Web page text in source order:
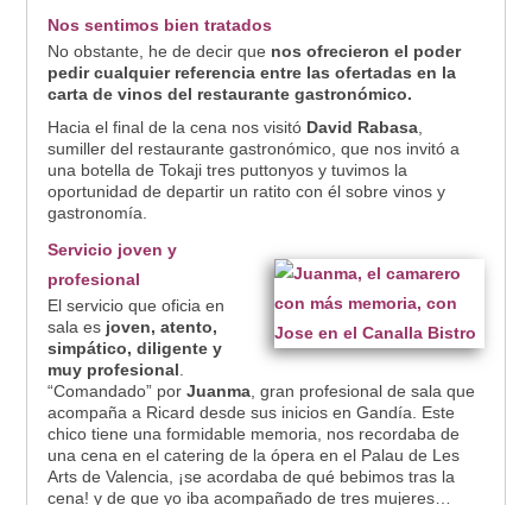
Nos sentimos bien tratados
No obstante, he de decir que nos ofrecieron el poder
pedir cualquier referencia entre las ofertadas en la
carta de vinos del restaurante gastronómico.
Hacia el final de la cena nos visitóDavid Rabasa,
sumiller del restaurante gastronómico, que nos invitó a
una botella de Tokaji tres puttonyos y tuvimos la
oportunidad de departir un ratito con él sobre vinos y
gastronomía.
Servicio joven y
profesional
El servicio que oficia en
sala es joven, atento,
simpático, diligente y
muy profesional.
“Comandado” porJuanma, gran profesional de sala que
acompaña a Ricard desde sus inicios en Gandía. Este
chico tiene una formidable memoria, nos recordaba de
una cena en el catering de la ópera en el Palau de Les
Arts de Valencia, ¡se acordaba de qué bebimos tras la
cena! y de que yo iba acompañado de tres mujeres…